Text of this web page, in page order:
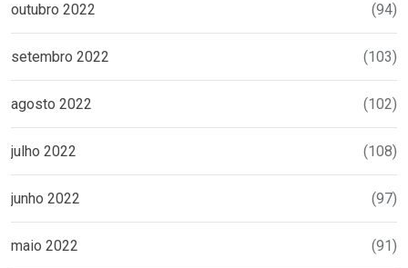
outubro 2022 (94)
setembro 2022 (103)
agosto 2022 (102)
julho 2022 (108)
junho 2022 (97)
maio 2022 (91)